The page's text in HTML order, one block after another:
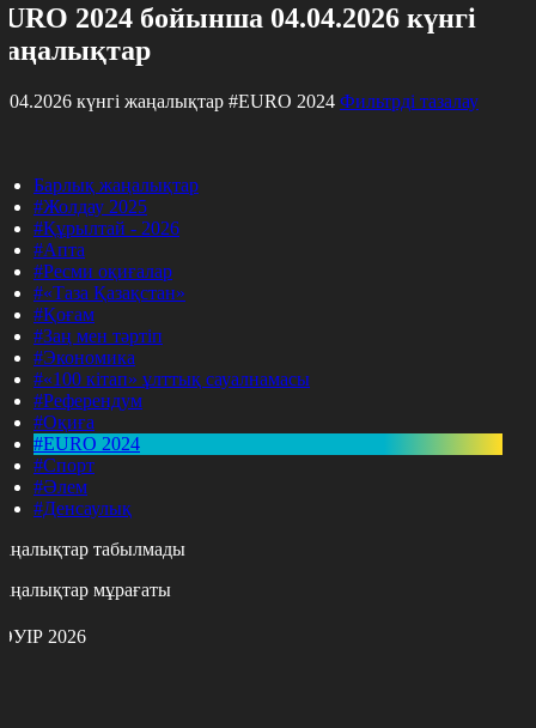
2024 бойынша 04.04.2026 күнгі
күнгі жаңалықтар #EURO 2024 Фильтрді тазалау
Барлық жаңалықтар
#Жолдау 2025
#Құрылтай - 2026
#Апта
#Ресми оқиғалар
#«Таза Қазақстан»
#Қоғам
#Заң мен тәртіп
#Экономика
#«100 кітап» ұлттық сауалнамасы
#Референдум
#Оқиға
#EURO 2024
#Спорт
#Әлем
#Денсаулық
табылмады
мұрағаты
2026